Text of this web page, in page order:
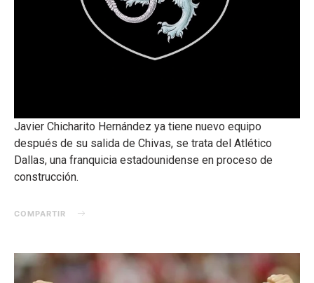
Javier Chicharito Hernández ya tiene nuevo equipo
después de su salida de Chivas, se trata del Atlético
Dallas, una franquicia estadounidense en proceso de
construcción.
COMPARTIR